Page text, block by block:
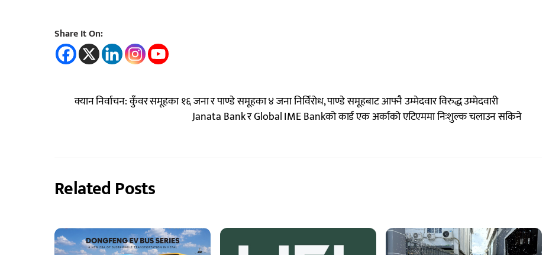
Share It On:
क्यान निर्वाचन: कुँवर समूहका १६ जना र पाण्डे समूहका ४ जना निर्विरोध, पाण्डे समूहबाट आफ्नै उम्मेदवार विरुद्ध उम्मेदवारी
Janata Bank र Global IME Bankको कार्ड एक अर्काको एटिएममा निःशुल्क चलाउन सकिने
Related Posts